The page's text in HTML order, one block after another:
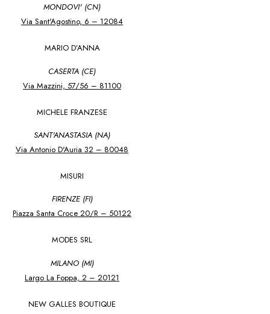
MONDOVI' (CN)
Via Sant'Agostino, 6 – 12084
MARIO D’ANNA
CASERTA (CE)
Via Mazzini, 57/56 – 81100
MICHELE FRANZESE
SANT'ANASTASIA (NA)
Via Antonio D'Auria 32 – 80048
MISURI
FIRENZE (FI)
Piazza Santa Croce 20/R – 50122
MODES SRL
MILANO (MI)
Largo La Foppa, 2 – 20121
NEW GALLES BOUTIQUE